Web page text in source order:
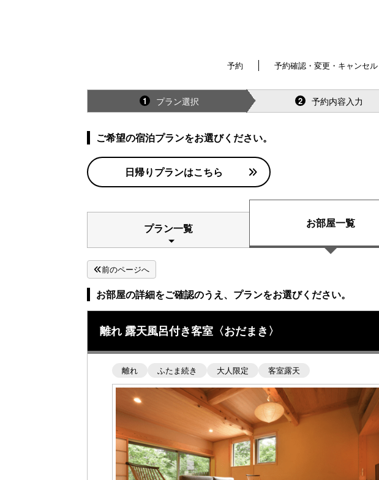
予約 予約確認・変更・キャンセル
1 プラン選択 2 予約内容入力
ご希望の宿泊プランをお選びください。
日帰りプランはこちら
プラン一覧 お部屋一覧
前のページへ
お部屋の詳細をご確認のうえ、プランをお選びください。
離れ 露天風呂付き客室〈おだまき〉
離れ ふたま続き 大人限定 客室露天